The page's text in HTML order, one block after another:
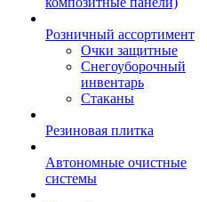
Розничный ассортимент
Очки защитные
Снегоуборочный
инвентарь
Стаканы
Резиновая плитка
Автономные очистные
системы